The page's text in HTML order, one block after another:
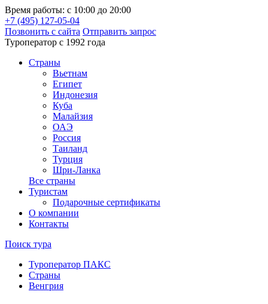
Время работы: с 10:00 до 20:00
+7 (495) 127-05-04
Позвонить с сайта Отправить запрос
Туроператор с 1992 года
Cтраны
Вьетнам
Египет
Индонезия
Куба
Малайзия
ОАЭ
Россия
Таиланд
Турция
Шри-Ланка
Все страны
Туристам
Подарочные сертификаты
О компании
Контакты
Поиск тура
Туроператор ПАКС
Cтраны
Венгрия